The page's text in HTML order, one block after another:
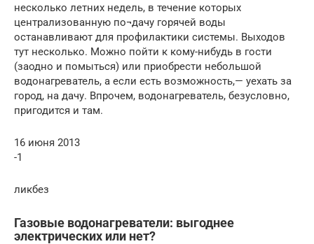
несколько летних недель, в течение которых
централизованную по¬дачу горячей воды
останавливают для профилактики системы. Выходов
тут несколько. Можно пойти к кому-нибудь в гости
(заодно и помыться) или приобрести небольшой
водонагреватель, а если есть возможность,— уехать за
город, на дачу. Впрочем, водонагреватель, безусловно,
пригодится и там.
16 июня 2013
-1
ликбез
Газовые водонагреватели: выгоднее
электрических или нет?